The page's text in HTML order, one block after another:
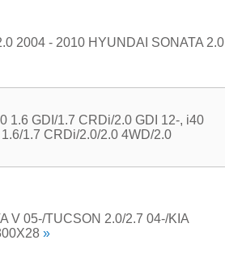
2004 - 2010 HYUNDAI SONATA 2.0
1.6 GDI/1.7 CRDi/2.0 GDI 12-, i40
1.7 CRDi/2.0/2.0 4WD/2.0
05-/TUCSON 2.0/2.7 04-/KIA
»